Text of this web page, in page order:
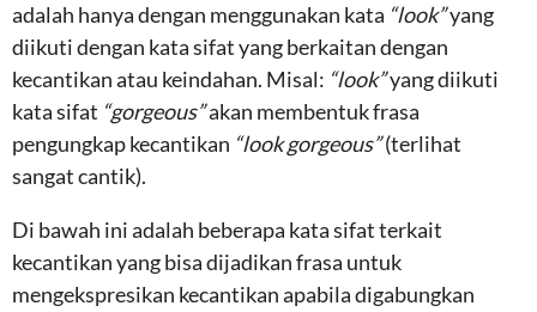
adalah hanya dengan menggunakan kata “look”yang
diikuti dengan kata sifat yang berkaitan dengan
kecantikan atau keindahan. Misal: “look”yang diikuti
kata sifat “gorgeous”akan membentuk frasa
pengungkap kecantikan “look gorgeous”(terlihat
sangat cantik).
Di bawah ini adalah beberapa kata sifat terkait
kecantikan yang bisa dijadikan frasa untuk
mengekspresikan kecantikan apabila digabungkan